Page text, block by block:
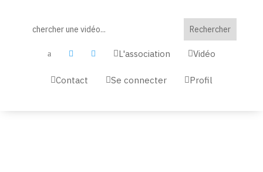
a   L'association Vidéo
Contact Se connecter Profil